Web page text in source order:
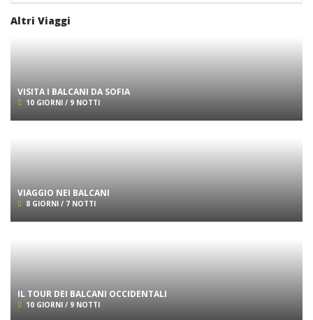
Altri Viaggi
VISITA I BALCANI DA SOFIA
10 GIORNI / 9 NOTTI
VIAGGIO NEI BALCANI
8 GIORNI / 7 NOTTI
IL TOUR DEI BALCANI OCCIDENTALI
10 GIORNI / 9 NOTTI